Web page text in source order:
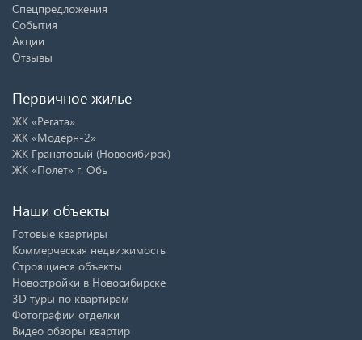
Спецпредложения
События
Акции
Отзывы
Первичное жилье
ЖК «Регата»
ЖК «Модерн-2»
ЖК Гранатовый (Новосибирск)
ЖК «Полет» г. Обь
Наши объекты
Готовые квартиры
Коммерческая недвижимость
Строящиеся объекты
Новостройки в Новосибирске
3D туры по квартирам
Фотографии отделки
Видео обзоры квартир